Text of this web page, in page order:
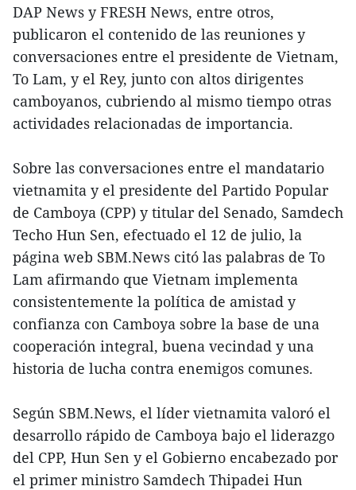
DAP News y FRESH News, entre otros,
publicaron el contenido de las reuniones y
conversaciones entre el presidente de Vietnam,
To Lam, y el Rey, junto con altos dirigentes
camboyanos, cubriendo al mismo tiempo otras
actividades relacionadas de importancia.
Sobre las conversaciones entre el mandatario
vietnamita y el presidente del Partido Popular
de Camboya (CPP) y titular del Senado, Samdech
Techo Hun Sen, efectuado el 12 de julio, la
página web SBM.News citó las palabras de To
Lam afirmando que Vietnam implementa
consistentemente la política de amistad y
confianza con Camboya sobre la base de una
cooperación integral, buena vecindad y una
historia de lucha contra enemigos comunes.
Según SBM.News, el líder vietnamita valoró el
desarrollo rápido de Camboya bajo el liderazgo
del CPP, Hun Sen y el Gobierno encabezado por
el primer ministro Samdech Thipadei Hun